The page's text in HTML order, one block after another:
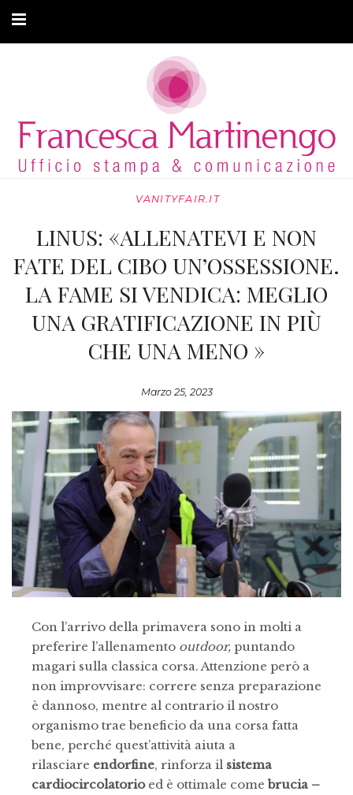
ARTICOLI
MODA ADATTIVA
PRIVACY
VANITYFAIR.IT
LINUS: «ALLENATEVI E NON
FATE DEL CIBO UN’OSSESSIONE.
LA FAME SI VENDICA: MEGLIO
UNA GRATIFICAZIONE IN PIÙ
CHE UNA MENO »
Marzo 25, 2023
Con l’arrivo della primavera sono in molti a
preferire l’allenamento outdoor, puntando
magari sulla classica corsa. Attenzione però a
non improvvisare: correre senza preparazione
è dannoso, mentre al contrario il nostro
organismo trae beneficio da una corsa fatta
bene, perché quest’attività aiuta a
rilasciare endorfine, rinforza il sistema
cardiocircolatorioed è ottimale comebrucia –